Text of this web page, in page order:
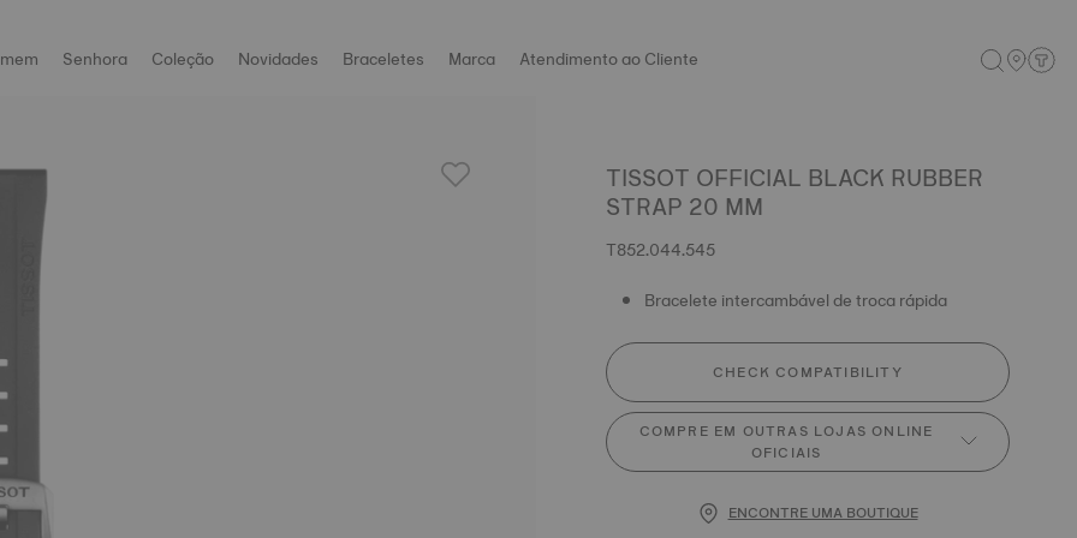
Senhora Coleção Novidades Braceletes Marca Atendimento ao Cliente
TISSOT OFFICIAL BLACK RUBBER
STRAP 20 MM
T852.044.545
Bracelete intercambável de troca rápida
CHECK COMPATIBILITY
COMPRE EM OUTRAS LOJAS ONLINE
OFICIAIS
ENCONTRE UMA BOUTIQUE